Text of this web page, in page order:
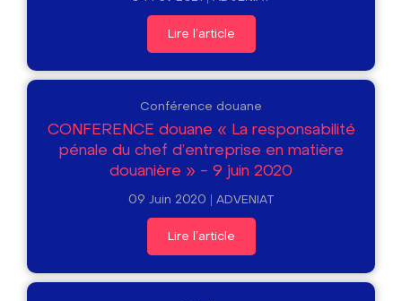
Lire l'article
Conférence douane
CONFERENCE douane « La responsabilité
pénale du chef d’entreprise en matière
douanière » - 9 juin 2020
09 Juin 2020 ADVENIAT
Lire l'article